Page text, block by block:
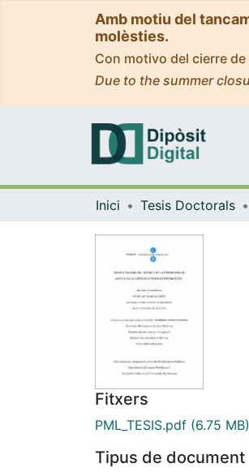
Amb motiu del
molèsties.
Con motivo del cierre
Due to the summer
Inici Tesis Doctorals
Fitxers
PML_TESIS.pdf (6.75 MB)
Tipus de document